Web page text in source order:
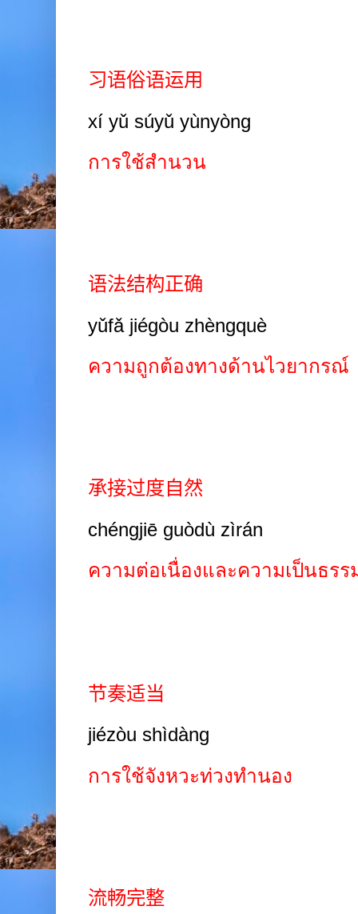
习语俗语运用
xí yǔ súyǔ yùnyòng
การใช้สำนวน
语法结构正确
yǔfǎ jiégòu zhèngquè
ความถูกต้องทางด้านไวยากรณ์
承接过度自然
chéngjiē guòdù zìrán
ความต่อเนื่องและความเป็นธร
节奏适当
jiézòu shìdàng
การใช้จังหวะท่วงทำนอง
流畅完整